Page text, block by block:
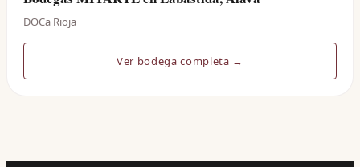
DOCa Rioja
Ver bodega completa →